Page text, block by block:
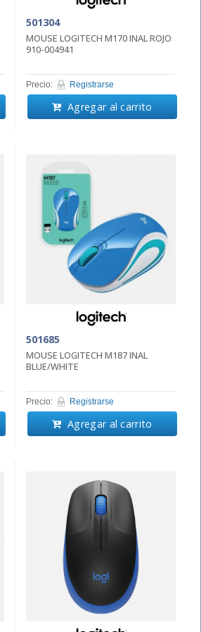
501304
MOUSE LOGITECH M170 INAL ROJO
910-004941
Precio: Registrarse
Agregar al carrito
501685
MOUSE LOGITECH M187 INAL
BLUE/WHITE
Precio: Registrarse
Agregar al carrito